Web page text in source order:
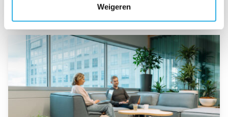
Weigeren
met opvallende campagne
Ga naar “Waarom pensioen een financiële strategische